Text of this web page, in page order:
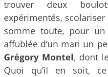
trouver deux
expérimentés,
somme toute, pour un
affublée d’un mari un
Grégory Montel, dont
Quoi qu’il en soit,